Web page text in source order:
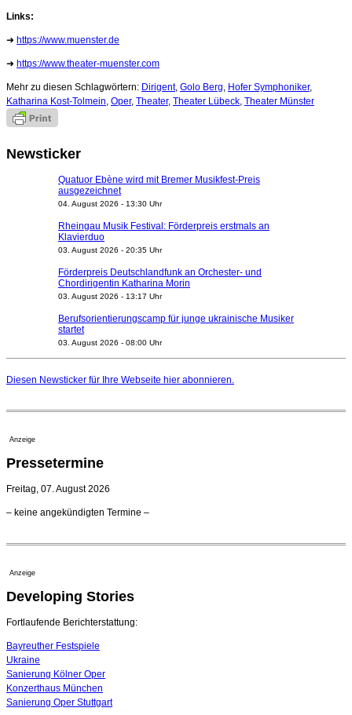
Links:
➜ https://www.muenster.de
➜ https://www.theater-muenster.com
Mehr zu diesen Schlagwörtern: Dirigent, Golo Berg, Hofer Symphoniker,
Katharina Kost-Tolmein, Oper, Theater, Theater Lübeck, Theater Münster
Newsticker
Quatuor Ebène wird mit Bremer Musikfest-Preis
ausgezeichnet
04. August 2026 - 13:30 Uhr
Rheingau Musik Festival: Förderpreis erstmals an
Klavierduo
03. August 2026 - 20:35 Uhr
Förderpreis Deutschlandfunk an Orchester- und
Chordirigentin Katharina Morin
03. August 2026 - 13:17 Uhr
Berufsorientierungscamp für junge ukrainische Musiker
startet
03. August 2026 - 08:00 Uhr
Nationaltheater Mannheim
Regensburger Generalmusikdirektor Stefan Veselka
Kammerorchester Heilbronn: Chefdirigent Risto Joost
verlängert bis 2030
Ensemblemitglieder
Dirigent Nicolás Pasquet mit Würth-Preis der
Jeunesses Musicales ausgezeichnet
07. August 2026 - 13:20 Uhr
Diesen Newsticker für Ihre Webseite hier abonnieren.
Anzeige
Pressetermine
Freitag, 07. August 2026
– keine angekündigten Termine –
Anzeige
Developing Stories
Fortlaufende Berichterstattung:
Bayreuther Festspiele
Ukraine
Sanierung Kölner Oper
Konzerthaus München
Sanierung Oper Stuttgart